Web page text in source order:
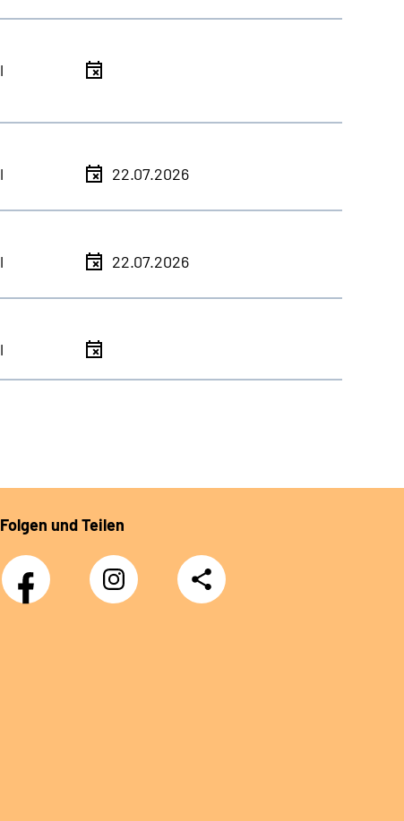
22.07.2026
22.07.2026
Folgen und Teilen
Facebook
Instagram
DRV
Nachwuchskräfte
Teilen